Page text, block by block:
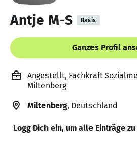
Antje M-S Basis
Ganzes Profil
Angestellt, Fachkraft
Miltenberg
Miltenberg, Deutschland
Logg Dich ein, um alle Einträge